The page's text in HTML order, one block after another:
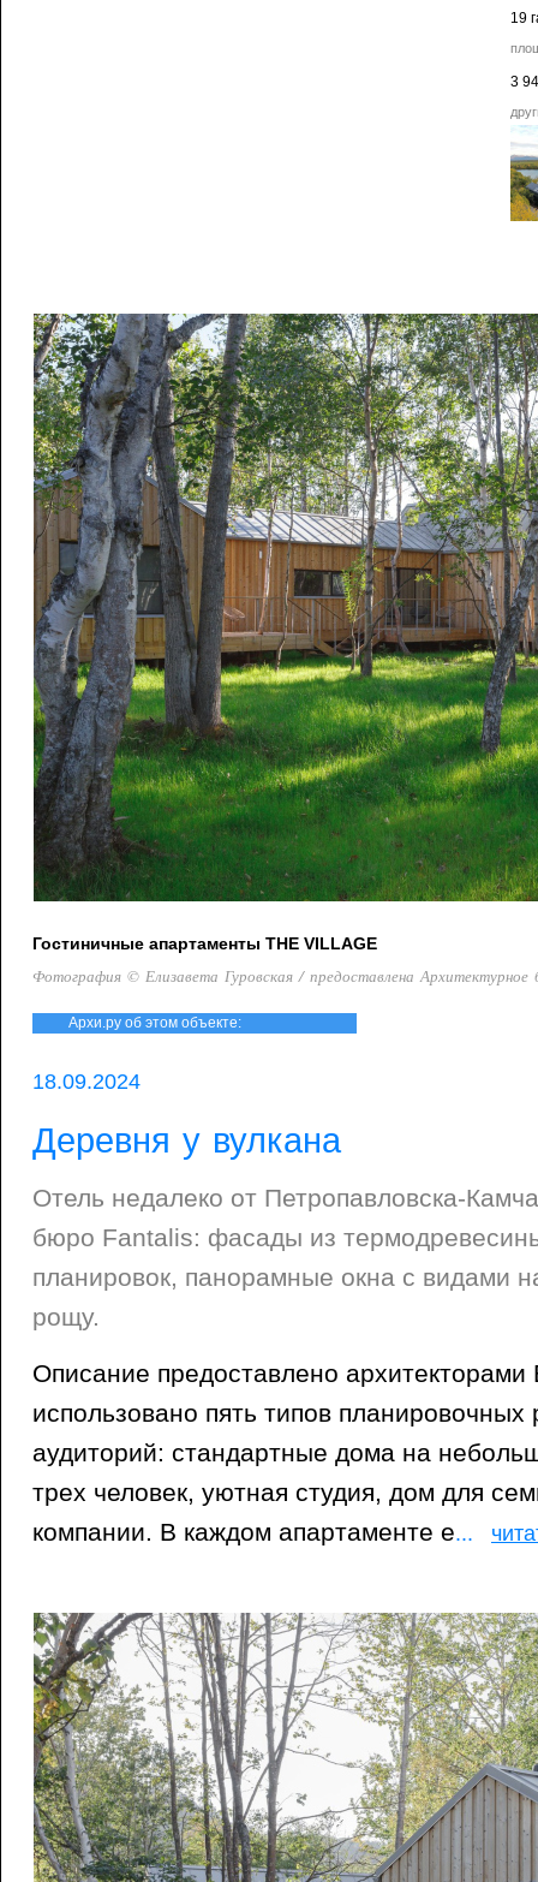
19
3
Гостиничные апартаменты THE VILLAGE
Фотография © Елизавета Гуровская / предоставлена Архитектурное
Архи.ру об этом объекте:
18.09.2024
Деревня у вулкана
Отель недалеко от Петропавловска-
бюро Fantalis: фасады из
планировок, панорамные окна с видами
рощу.
Описание предоставлено архитекторами
использовано пять типов
аудиторий: стандартные дома на
трех человек, уютная студия, дом для
компании. В каждом апартаменте е...